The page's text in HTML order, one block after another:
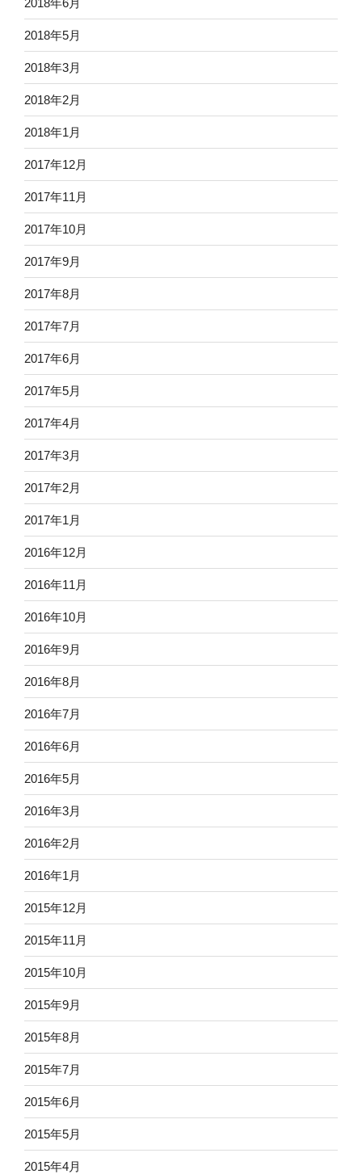
2018年5月
2018年3月
2018年2月
2018年1月
2017年12月
2017年11月
2017年10月
2017年9月
2017年8月
2017年7月
2017年6月
2017年5月
2017年4月
2017年3月
2017年2月
2017年1月
2016年12月
2016年11月
2016年10月
2016年9月
2016年8月
2016年7月
2016年6月
2016年5月
2016年3月
2016年2月
2016年1月
2015年12月
2015年11月
2015年10月
2015年9月
2015年8月
2015年7月
2015年6月
2015年5月
2015年4月